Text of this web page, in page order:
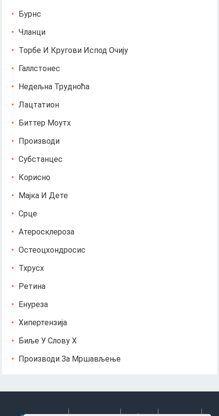
Бурнс
Чланци
Торбе И Кругови Испод Очију
Галлстонес
Недељна Трудноћа
Лацтатион
Биттер Моутх
Производи
Субстанцес
Корисно
Мајка И Дете
Срце
Атеросклероза
Остеоцхондросис
Тхрусх
Ретина
Енуреза
Хипертензија
Биље У Слову Х
Производи За Мршављење